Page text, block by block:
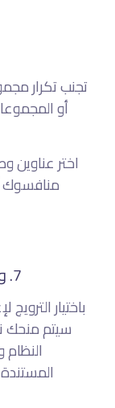
تجنب تكرار
أو
اختر عناوين
منافسوك
7. وسّع نطاقك لتحسين مدى وصولك:
باختيار
سيتم منحك